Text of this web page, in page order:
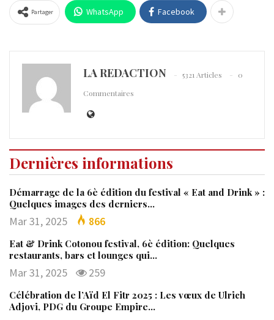
Partager WhatsApp Facebook
LA REDACTION 5321 Articles
0
Commentaires
Dernières informations
Démarrage de la 6è édition du festival « Eat and Drink » :
Quelques images des derniers…
Mar 31, 2025 866
Eat & Drink Cotonou festival, 6è édition: Quelques
restaurants, bars et lounges qui…
Mar 31, 2025 259
Célébration de l’Aïd El Fitr 2025 : Les vœux de Ulrich
Adjovi, PDG du Groupe Empire…